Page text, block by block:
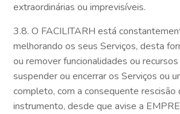
extraordinárias ou imprevisíveis.
3.8. O FACILITARH está
melhorando os seus Serviços, desta
ou remover funcionalidades ou
suspender ou encerrar os Serviços ou
completo, com a consequente rescisão
instrumento, desde que avise a